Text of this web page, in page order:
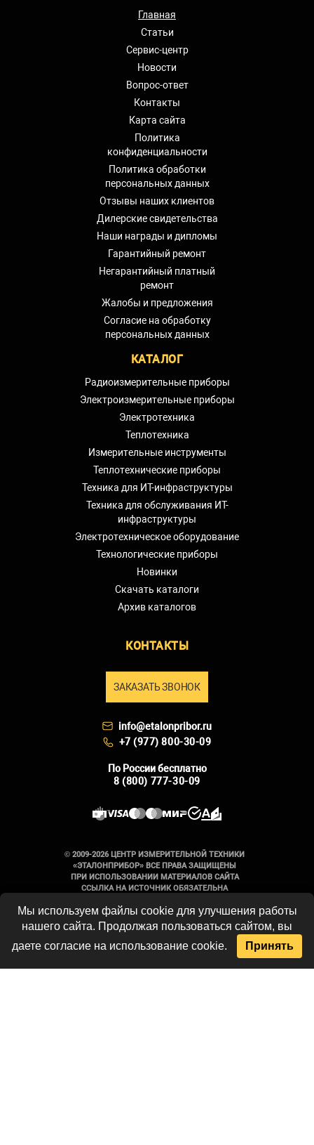
Главная
Статьи
Сервис-центр
Новости
Вопрос-ответ
Контакты
Карта сайта
Политика
конфиденциальности
Политика обработки
персональных данных
Отзывы наших клиентов
Дилерские свидетельства
Наши награды и дипломы
Гарантийный ремонт
Негарантийный платный
ремонт
Жалобы и предложения
Согласие на обработку
персональных данных
КАТАЛОГ
Радиоизмерительные приборы
Электроизмерительные приборы
Электротехника
Теплотехника
Измерительные инструменты
Теплотехнические приборы
Техника для ИТ-инфраструктуры
Техника для обслуживания ИТ-
инфраструктуры
Электротехническое оборудование
Технологические приборы
Новинки
Скачать каталоги
Архив каталогов
КОНТАКТЫ
ЗАКАЗАТЬ ЗВОНОК
info@etalonpribor.ru
+7 (977) 800-30-09
По России бесплатно
8 (800) 777-30-09
© 2009-2026 ЦЕНТР ИЗМЕРИТЕЛЬНОЙ ТЕХНИКИ
«ЭТАЛОНПРИБОР» ВСЕ ПРАВА ЗАЩИЩЕНЫ
ПРИ ИСПОЛЬЗОВАНИИ МАТЕРИАЛОВ САЙТА
ССЫЛКА НА ИСТОЧНИК ОБЯЗАТЕЛЬНА
Вся информация на сайте носит
справочный характер и не является
публичной офертой, определяемой
положениями Статьи 437 Гражданского
Мы используем файлы cookie для улучшения работы
нашего сайта. Продолжая пользоваться сайтом, вы
даете согласие на использование cookie.
Принять